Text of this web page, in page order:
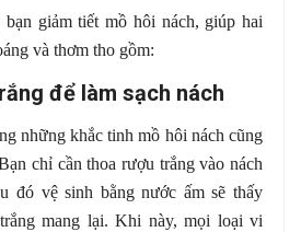
giảm tiết mồ hôi nách, giúp hai
và thơm tho gồm:
để làm sạch nách
những khắc tinh mồ hôi nách cũng
chỉ cần thoa rượu trắng vào nách
đó vệ sinh bằng nước ấm sẽ thấy
mang lại. Khi này, mọi loại vi